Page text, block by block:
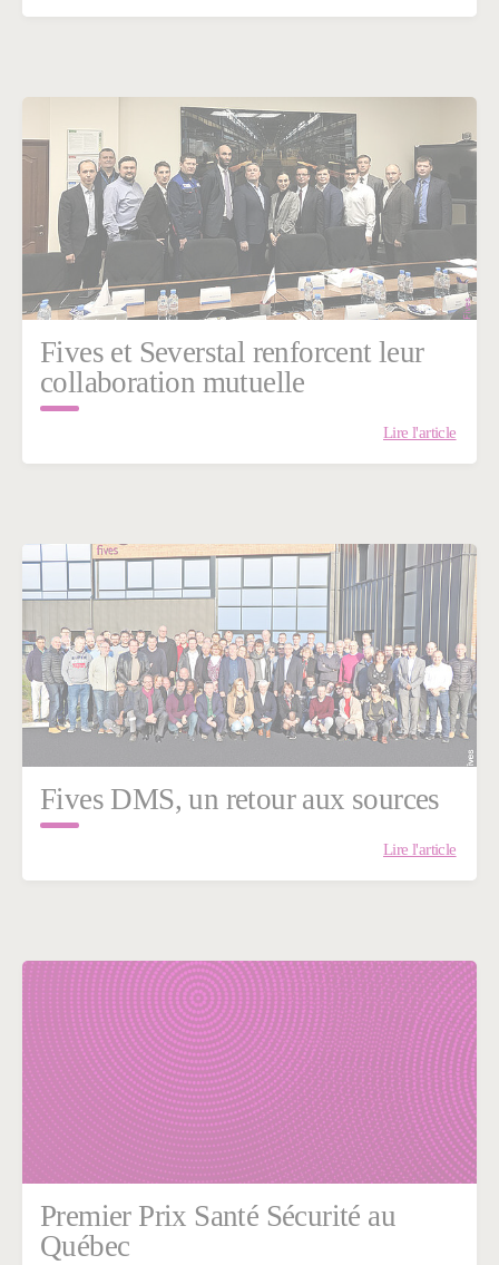
Fives et Severstal renforcent leur
collaboration mutuelle
Lire l'article
Fives DMS, un retour aux sources
Lire l'article
Premier Prix Santé Sécurité au
Québec